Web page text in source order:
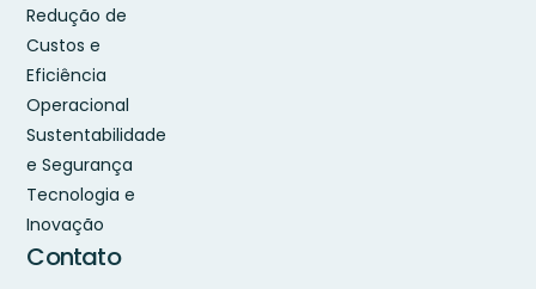
Redução de
Custos e
Eficiência
Operacional
Sustentabilidade
e Segurança
Tecnologia e
Inovação
Contato